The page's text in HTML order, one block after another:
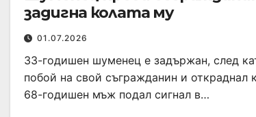
задигна колата му
01.07.2026
33-годишен шуменец е задържан, след
побой на свой съгражданин и откраднал
68-годишен мъж подал сигнал в…